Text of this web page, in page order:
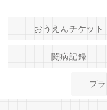
おうえんチケット
闘病記録
プ